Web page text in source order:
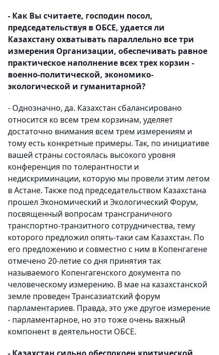
- Как Вы считаете, господин посол,
председательствуя в ОБСЕ, удается ли
Казахстану охватывать параллельно все три
измерения Организации, обеспечивать равное
практическое наполнение всех трех корзин -
военно-политической, экономико-
экологической и гуманитарной?
- Однозначно, да. Казахстан сбалансировано
относится ко всем трем корзинам, уделяет
достаточно внимания всем трем измерениям и
тому есть конкретные примеры. Так, по инициативе
вашей страны состоялась высокого уровня
конференция по толерантности и
недискриминации, которую мы провели этим летом
в Астане. Также под председательством Казахстана
прошел Экономический и Экологический Форум,
посвященный вопросам трансграничного
транспортно-транзитного сотрудничества, тему
которого предложил опять-таки сам Казахстан. По
его предложению и совместно с ним в Копенгагене
отмечено 20-летие со дня принятия так
называемого Копенгагенского документа по
человеческому измерению. В мае на казахстанской
земле проведен Трансазиатский форум
парламентариев. Правда, это уже другое измерение
- парламентарное, но это тоже очень важный
компонент в деятельности ОБСЕ.